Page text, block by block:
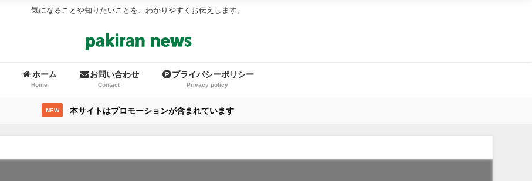
気になることや知りたいことを、わかりやすくお伝えします。
ホーム
Home
お問い合わせ
Contact
プライバシーポリシー
Privacy policy
NEW 本サイトはプロモーションが含まれています